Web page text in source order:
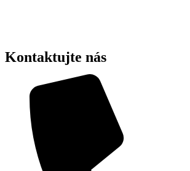
Kontaktujte nás